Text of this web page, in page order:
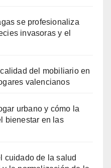
se profesionaliza
invasoras y el
del mobiliario en
valencianos
urbano y cómo la
bienestar en las
cuidado de la salud